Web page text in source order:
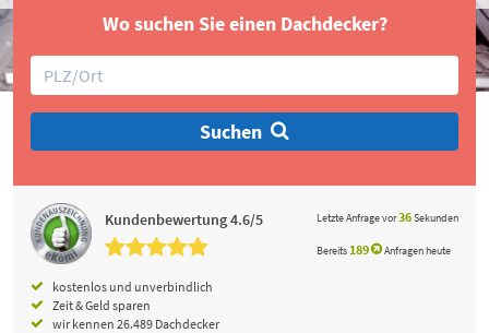
Wo suchen Sie einen Dachdecker?
Suchen
Kundenbewertung 4.6/5 Letzte Anfrage vor36Sekunden
Bereits189 Anfragen heute
kostenlos und unverbindlich
Zeit & Geld sparen
wir kennen 26.489 Dachdecker